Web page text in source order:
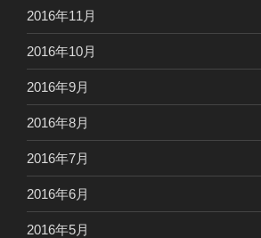
2016年11月
2016年10月
2016年9月
2016年8月
2016年7月
2016年6月
2016年5月